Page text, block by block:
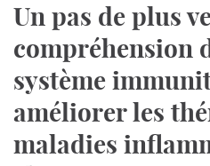
Un pas de plus
compréhension
système
améliorer les
maladies